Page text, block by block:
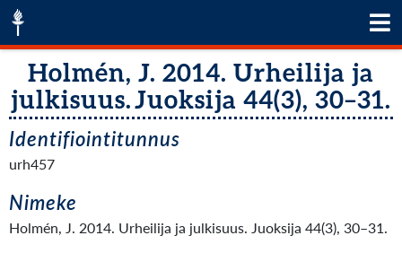
Holmén, J. 2014. Urheilija ja
julkisuus. Juoksija 44(3), 30–31.
Identifiointitunnus
urh457
Nimeke
Holmén, J. 2014. Urheilija ja julkisuus. Juoksija 44(3), 30–31.